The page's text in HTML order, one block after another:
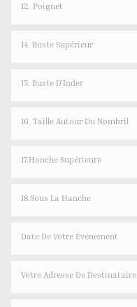
12. Poignet
14. Buste Supérieur
15. Buste D'Inder
16. Taille Autour Du Nombril
17.Hanche Supérieure
18.Sous La Hanche
Date De Votre Événement
Votre Adresse De Destinataire